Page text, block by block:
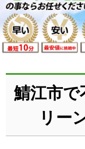
鯖江市で
リー